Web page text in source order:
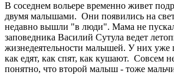
В соседнем вольере временно живет
двумя малышами. Они появились на свет
недавно вышли "в люди". Мама не
заповедника Василий Сутула ведет
жизнедеятельности малышей. У них уже
как едят, как спят, как кушают. Совсем
понятно, что второй малыш - тоже